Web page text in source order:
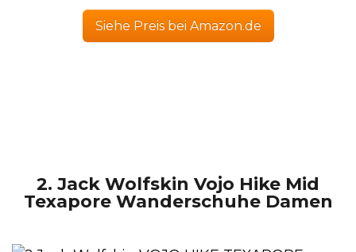
Siehe Preis bei Amazon.de
2. Jack Wolfskin Vojo Hike Mid
Texapore Wanderschuhe Damen